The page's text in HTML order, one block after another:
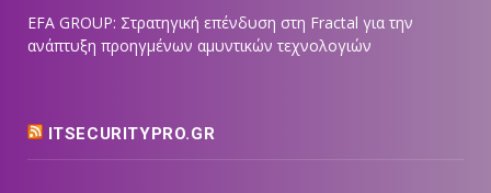
EFA GROUP: Στρατηγική επένδυση στη Fractal για την
ανάπτυξη προηγμένων αμυντικών τεχνολογιών
ITSECURITYPRO.GR